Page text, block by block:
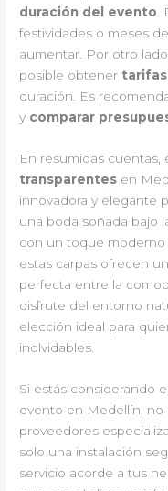
duración del evento
festividades o meses
aumentar. Por otro
posible obtener
duración. Es
y comparar
En resumidas cuentas,
transparentes en
innovadora y elegante
una boda soñada bajo
con un toque moderno
estas carpas ofrecen
perfecta entre la
disfrute del entorno
elección ideal para
inolvidables.
Si estás considerando
evento en Medellín,
proveedores
solo una instalación
servicio acorde a tus